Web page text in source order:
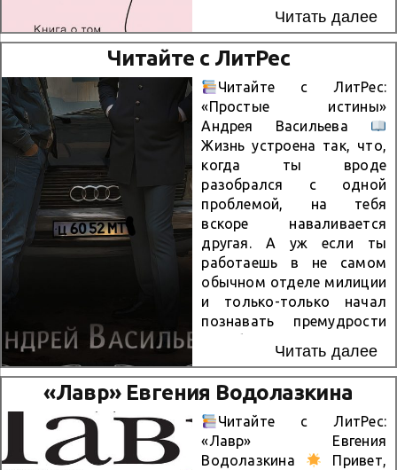
известность ему принесли
циклы «Пиранья»,
«Бешеная» и «Сварог».
Бушков был членом
Союза писателей России и
лауреатом премии имени
И. А. Ефремова...
журналист, психолог и
автор четырёх
бестселлеров. Её тексты
отличаются
удивительной глубиной,
искренностью и
бережным отношением к
читателю. Ольга не
поучает, а словно берёт
за руку и сопровождает в
важном путешествии — к
самой себе. О чём эта
книга «К себе нежно» —
это не просто книга,
а настоящий разговор по
душам на самые важные
темы: О чувствах —...
Читать далее
Читайте с ЛитРес
Читайте с ЛитРес:
«Простые истины»
Андрея Васильева
Жизнь устроена так, что,
когда ты вроде
разобрался с одной
проблемой, на тебя
вскоре наваливается
другая. А уж если ты
работаешь в не самом
обычном отделе милиции
и только-только начал
познавать премудрости
быть уверенным в том,
что этот принцип
гарантированно будет
срабатывать раз за
разом. Вот и крутится
Олег Ровнин как белка в
Читать далее
«Лавр» Евгения Водолазкина
Читайте с ЛитРес:
«Лавр» Евгения
Водолазкина
Привет,